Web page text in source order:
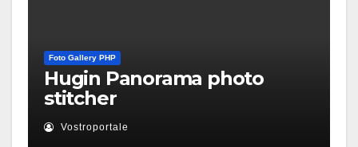
Foto Gallery PHP
Hugin Panorama photo
stitcher
Vostroportale